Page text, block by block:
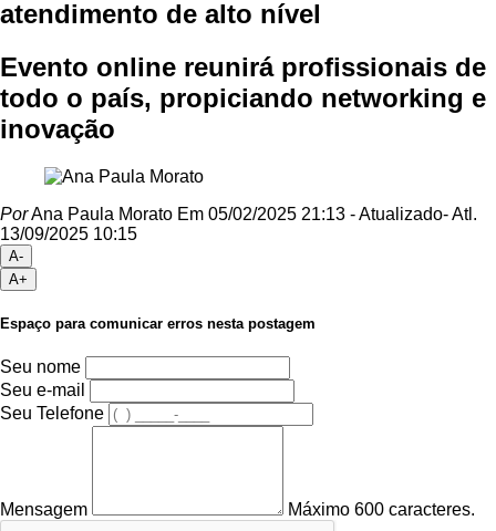
atendimento de alto nível
Evento online reunirá profissionais de
todo o país, propiciando networking e
inovação
PorAna Paula Morato Em 05/02/2025 21:13 - Atualizado- Atl.
13/09/2025 10:15
A-
A+
Espaço para comunicar erros nesta postagem
Seu nome
Seu e-mail
Seu Telefone
Mensagem Máximo 600 caracteres.